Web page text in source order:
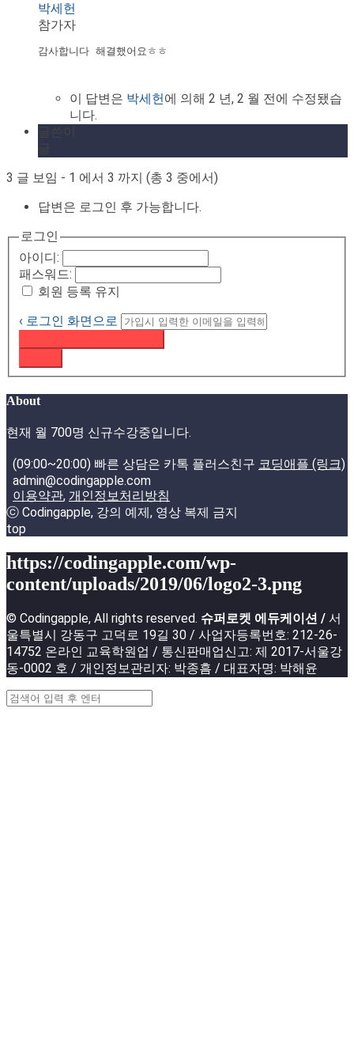
박세헌
참가자
이 답변은 박세헌에 의해 2 년, 2 월 전에 수정됐습
니다.
3 글 보임 - 1 에서 3 까지 (총 3 중에서)
답변은 로그인 후 가능합니다.
로그인
아이디:
패스워드:
회원 등록 유지
‹ 로그인 화면으로
About
현재 월 700명 신규수강중입니다.
(09:00~20:00) 빠른 상담은 카톡 플러스친구 코딩애플 (링크)
admin@codingapple.com
이용약관, 개인정보처리방침
ⓒ Codingapple, 강의 예제, 영상 복제 금지
top
https://codingapple.com/wp-
content/uploads/2019/06/logo2-3.png
© Codingapple, All rights reserved. 슈퍼로켓 에듀케이션 / 서
울특별시 강동구 고덕로 19길 30 / 사업자등록번호: 212-26-
14752 온라인 교육학원업 / 통신판매업신고: 제 2017-서울강
동-0002 호 / 개인정보관리자: 박종흠 / 대표자명: 박해윤